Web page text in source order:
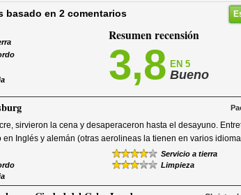
basado en 2 comentarios
Resumen recensión
3,8 EN 5
Bueno
sirvieron la cena y desaperaceron hasta el desayuno.
Inglés y alemán (otras aerolineas la tienen en varios
Servicio a tierra
Limpieza